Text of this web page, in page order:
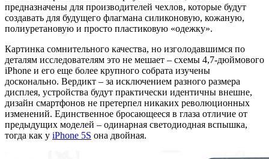
предназначены для производителей чехлов, которые будут
создавать для будущего флагмана силиконовую, кожаную,
полиуретановую и просто пластиковую «одежку».
Картинка сомнительного качества, но изголодавшимся по
деталям исследователям это не мешает – схемы 4,7-дюймового
iPhone и его еще более крупного собрата изучены
досконально. Вердикт – за исключением разного размера
дисплея, устройства будут практически идентичны внешне,
дизайн смартфонов не претерпел никаких революционных
изменений. Единственное бросающееся в глаза отличие от
предыдущих моделей – одинарная светодиодная вспышка,
тогда как у iPhone 5S она двойная.